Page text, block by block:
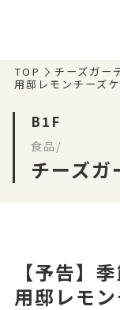
TOP チーズガー
用邸レモンチーズ
B1F
食品/
チーズガ
【予告】
用邸レモ